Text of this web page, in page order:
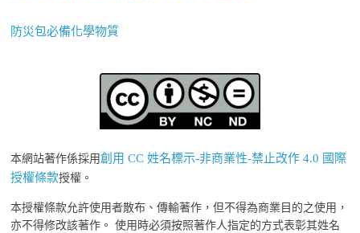
防災包必備化學物質
本網站著作係採用創用 CC 姓名標示-非商業性-禁止改作 4.0 國際
授權條款授權。
本授權條款允許使用者散布、傳輸著作，但不得為商業目的之使用，
亦不得修改該著作。 使用時必須按照著作人指定的方式表彰其姓名